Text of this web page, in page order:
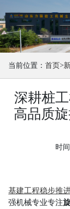
履
带
机
挖
机
旋
当前位置： 首页>
深耕桩
高品质
时
基建工程稳步推
强机械专业专注